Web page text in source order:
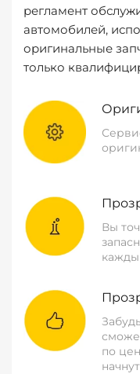
регламент
автомобилей,
оригинальные
только
Вы
по